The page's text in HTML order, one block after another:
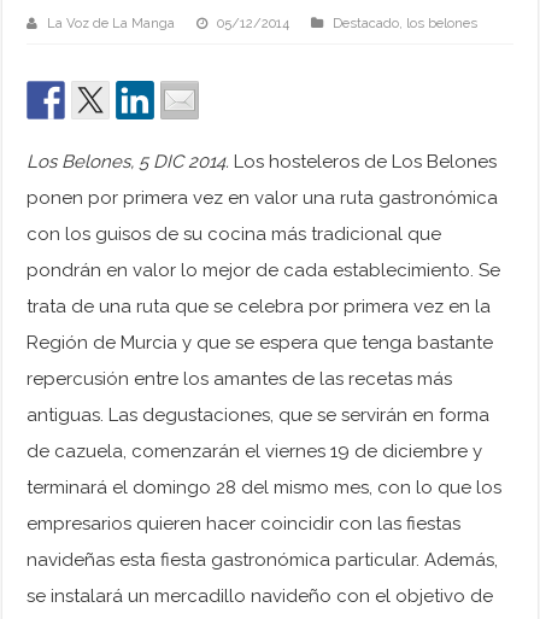
La Voz de La Manga 05/12/2014 Destacado, los belones
Los Belones, 5 DIC 2014. Los hosteleros de Los Belones
ponen por primera vez en valor una ruta gastronómica
con los guisos de su cocina más tradicional que
pondrán en valor lo mejor de cada establecimiento. Se
trata de una ruta que se celebra por primera vez en la
Región de Murcia y que se espera que tenga bastante
repercusión entre los amantes de las recetas más
antiguas. Las degustaciones, que se servirán en forma
de cazuela, comenzarán el viernes 19 de diciembre y
terminará el domingo 28 del mismo mes, con lo que los
empresarios quieren hacer coincidir con las fiestas
navideñas esta fiesta gastronómica particular. Además,
se instalará un mercadillo navideño con el objetivo de